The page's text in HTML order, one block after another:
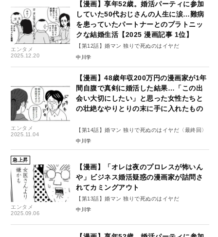
エンタメ
2025.12.20
【漫画】享年52歳。婚活パーティに参加
していた50代おじさんの人生に涙…難病
を患っていたパートナーとのプラトニッ
クな結婚生活【2025 漫画記事 1位】
【第12話】婚マン 独りで死ぬのはイヤだ
中川学
エンタメ
2025.11.04
【漫画】48歳年収200万円の漫画家が1年
間自腹で真剣に婚活した結果…「この出
会い大切にしたい」と思った女性たちと
の壮絶なやりとりの末に手に入れたもの
【第14話】婚マン 独りで死ぬのはイヤだ〈最終回〉
中川学
急上昇
エンタメ
2025.09.06
【漫画】「オレは夜のプロレスが怖いん
や」ビジネス婚活疑惑の漫画家が詰問さ
れてカミングアウト
【第13話】婚マン 独りで死ぬのはイヤだ
中川学